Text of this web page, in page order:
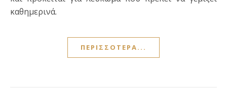
καθημερινά.
ΠΕΡΙΣΣΌΤΕΡΑ...